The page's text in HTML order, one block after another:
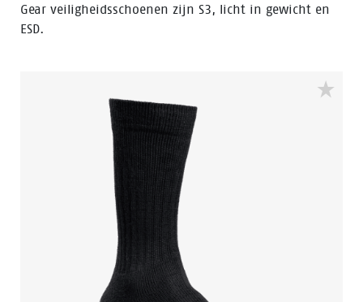
Gear veiligheidsschoenen zijn S3, licht in gewicht en
ESD.